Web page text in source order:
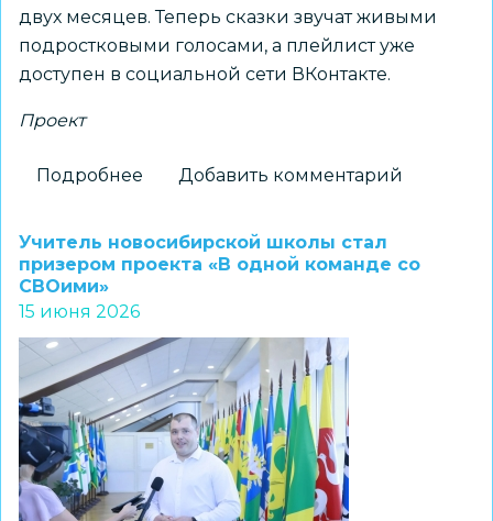
двух месяцев. Теперь сказки звучат живыми
подростковыми голосами, а плейлист уже
доступен в социальной сети ВКонтакте.
Проект
Подробнее
добра:
ученики
№215
подарили
голос
«Книге
для
Тёмы»
Добавить комментарий
Учитель новосибирской школы стал
призером проекта «В одной команде со
СВОими»
15 июня 2026